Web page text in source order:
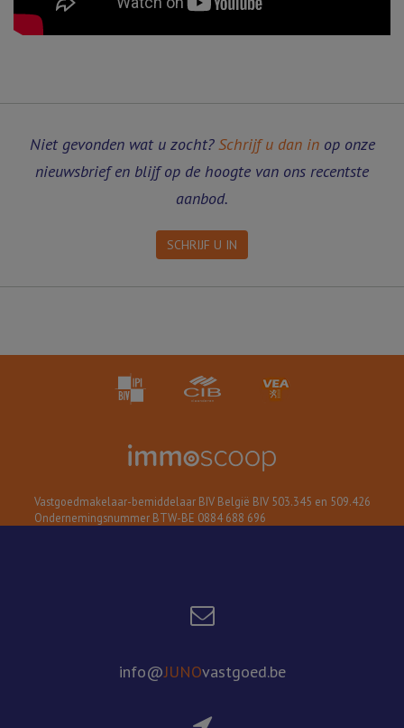
Niet gevonden wat u zocht?Schrijf u dan inop onze
nieuwsbrief en blijf op de hoogte van ons recentste
aanbod.
SCHRIJF U IN
Vastgoedmakelaar-bemiddelaar BIV België BIV 503.345 en 509.426
Ondernemingsnummer BTW-BE 0884 688 696
info@JUNOvastgoed.be